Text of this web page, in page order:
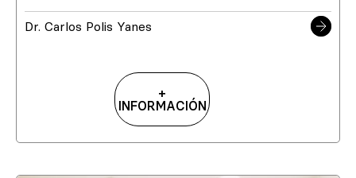
Dr. Carlos Polis Yanes
+
INFORMACIÓN